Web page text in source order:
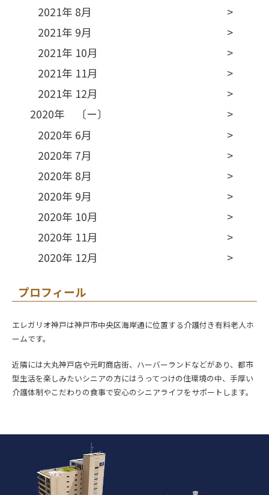
2021年 8月
2021年 9月
2021年 10月
2021年 11月
2021年 12月
2020年 〔ー〕
2020年 6月
2020年 7月
2020年 8月
2020年 9月
2020年 10月
2020年 11月
2020年 12月
プロフィール
エレガリオ神戸は神戸市中央区海岸通に位置する介護付き有料老人ホ
ームです。
近隣には大丸神戸店や元町商店街、ハーバーランドなどがあり、都市
型生活を楽しみたいシニアの方にはうってつけの住環境の中、手厚い
介護体制やこだわりの食事で安心のシニアライフをサポートします。